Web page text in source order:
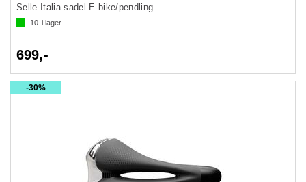
Selle Italia sadel E-bike/pendling
10 i lager
699,-
30%